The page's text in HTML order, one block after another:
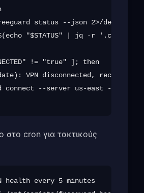
status --json 2>/dev/null)
"$STATUS" | jq -r
!= "true" ]; then
VPN disconnected,
connect --server us-east --json
στο cron για τακτικούς
health every 5 minutes